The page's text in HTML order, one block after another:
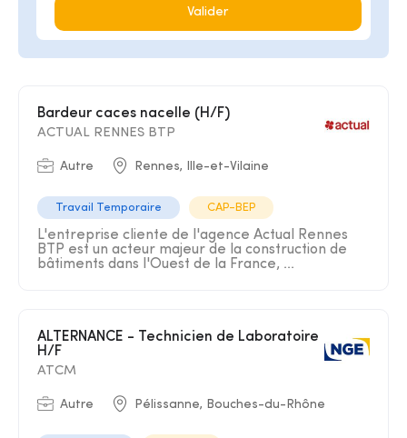
Valider
Bardeur caces nacelle (H/F)
ACTUAL RENNES BTP
Autre Rennes, Ille-et-Vilaine
Travail Temporaire CAP-BEP
L'entreprise cliente de l'agence Actual Rennes
BTP est un acteur majeur de la construction de
bâtiments dans l'Ouest de la France, ...
ALTERNANCE - Technicien de Laboratoire
H/F
ATCM
Autre Pélissanne, Bouches-du-Rhône